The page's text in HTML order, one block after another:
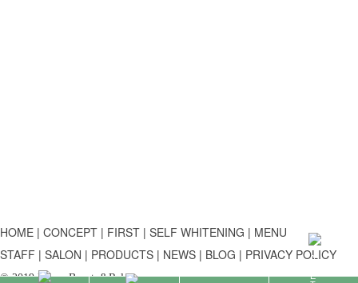
HOME CONCEPT FIRST SELF WHITENING
MENU
STAFF
SALON PRODUCTS NEWS BLOG PRIVACY POLICY
© 2019 Primo Beauty&Relax.